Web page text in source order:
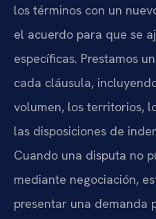
los términos con un
el acuerdo para que se
específicas. Prestamos
cada cláusula,
volumen, los territorios,
las disposiciones de
Cuando una disputa no
mediante negociación,
presentar una demanda